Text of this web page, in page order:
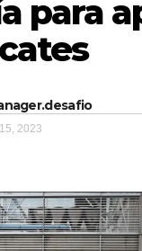
para
2023